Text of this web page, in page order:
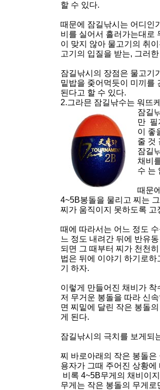
할 수 있다.
때문에 잠길낚시는 어디인
비를 실어서 흘러가는대로
이 맞지 않아 물고기의 취
고기의 입질을 받는, 그러
잠길낚시의 장점은 물고기
밑밥을 줒어먹듯이 미끼를
된다고 할 수 있다.
2.그라믄 잠길낚수는 워뜨
잠길
만 필
이 좋
줄 것
잠길
채비
수 는
때문
4~5B봉돌을 물리고 찌는
찌가 움직이지 못하도록
때에 따라서는 어느 정도
느 정도 내려간 뒤에 반유
되면 그 때부터 찌가 천천
법은 뒤에 이야기 하기로
기 하자.
이렇게 만들어진 채비가
저 무거운 봉돌을 따라 신
면 찌밑에 달린 작은 봉돌
게 된다.
잠길낚시의 극치를 보게되
찌 바로아래의 작은 봉돌
용자가 그때 주어진 상황
비록 4~5B무게의 채비이
무게는 작은 봉돌의 무게